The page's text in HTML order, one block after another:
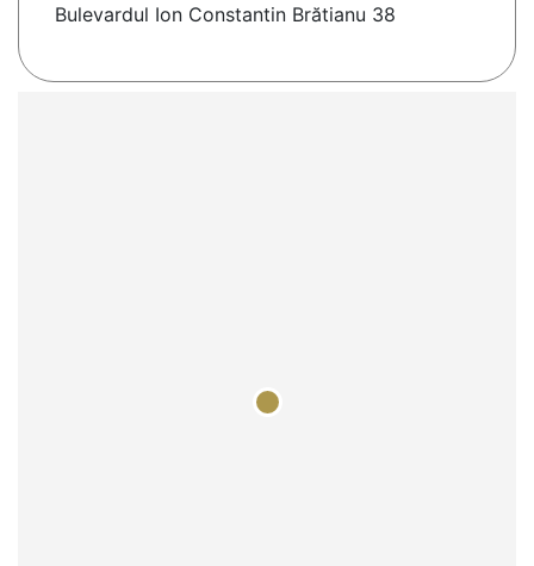
Bulevardul Ion Constantin Brătianu 38